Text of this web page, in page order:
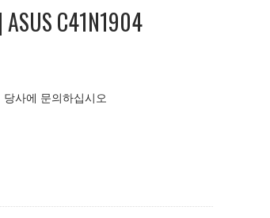
C41N1904
사에 문의하십시오